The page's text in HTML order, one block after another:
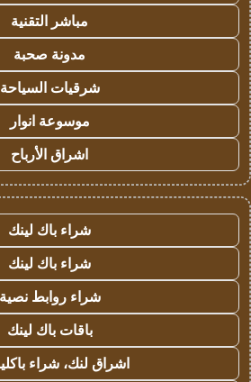
مباشر التقنية
مدونة صحبة
شرقيات السياحة
موسوعة انوار
اشراق الأرباح
شراء باك لينك
شراء باك لينك
شراء روابط نصية
باقات باك لينك
اشراق لنك، شراء